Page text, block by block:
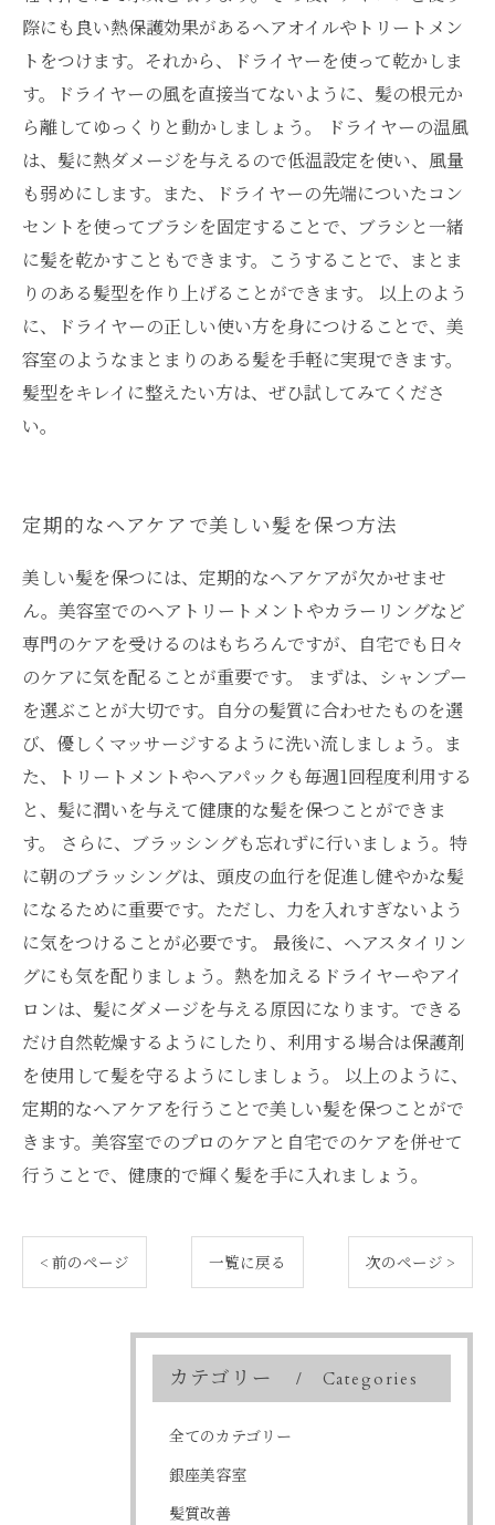
際にも良い熱保護効果があるヘアオイルやトリートメン
トをつけます。それから、ドライヤーを使って乾かしま
す。ドライヤーの風を直接当てないように、髪の根元か
ら離してゆっくりと動かしましょう。 ドライヤーの温風
は、髪に熱ダメージを与えるので低温設定を使い、風量
も弱めにします。また、ドライヤーの先端についたコン
セントを使ってブラシを固定することで、ブラシと一緒
に髪を乾かすこともできます。こうすることで、まとま
りのある髪型を作り上げることができます。 以上のよう
に、ドライヤーの正しい使い方を身につけることで、美
容室のようなまとまりのある髪を手軽に実現できます。
髪型をキレイに整えたい方は、ぜひ試してみてくださ
い。
定期的なヘアケアで美しい髪を保つ方法
美しい髪を保つには、定期的なヘアケアが欠かせませ
ん。美容室でのヘアトリートメントやカラーリングなど
専門のケアを受けるのはもちろんですが、自宅でも日々
のケアに気を配ることが重要です。 まずは、シャンプー
を選ぶことが大切です。自分の髪質に合わせたものを選
び、優しくマッサージするように洗い流しましょう。ま
た、トリートメントやヘアパックも毎週1回程度利用する
と、髪に潤いを与えて健康的な髪を保つことができま
す。 さらに、ブラッシングも忘れずに行いましょう。特
に朝のブラッシングは、頭皮の血行を促進し健やかな髪
になるために重要です。ただし、力を入れすぎないよう
に気をつけることが必要です。 最後に、ヘアスタイリン
グにも気を配りましょう。熱を加えるドライヤーやアイ
ロンは、髪にダメージを与える原因になります。できる
だけ自然乾燥するようにしたり、利用する場合は保護剤
を使用して髪を守るようにしましょう。 以上のように、
定期的なヘアケアを行うことで美しい髪を保つことがで
きます。美容室でのプロのケアと自宅でのケアを併せて
行うことで、健康的で輝く髪を手に入れましょう。
< 前のページ 一覧に戻る 次のページ >
カテゴリー Categories
全てのカテゴリー
銀座美容室
髪質改善